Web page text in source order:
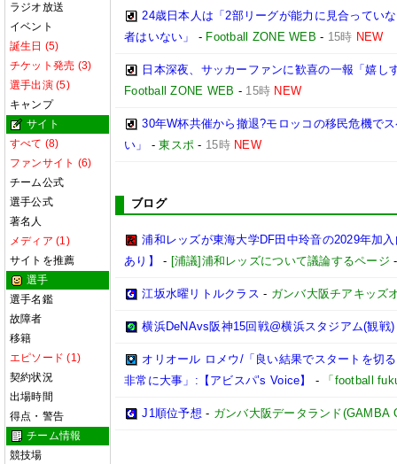
ラジオ放送
イベント
誕生日 (5)
チケット発売 (3)
選手出演 (5)
キャンプ
サイト
すべて (8)
ファンサイト (6)
チーム公式
選手公式
著名人
メディア (1)
サイトを推薦
選手
選手名鑑
故障者
移籍
エピソード (1)
契約状況
出場時間
得点・警告
チーム情報
競技場
24歳日本人は「2部リーグが能力に見合ってい
者はいない」
- Football ZONE WEB - 15時 NEW
日本深夜、サッカーファンに歓喜の一報「嬉
Football ZONE WEB - 15時 NEW
30年W杯共催から撤退?モロッコの移民危機で
い」
-東スポ - 15時 NEW
ブログ
浦和レッズが東海大学DF田中玲音の2029年加
あり】
- [浦議]浦和レッズについて議論するページ
江坂水曜リトルクラス - ガンバ大阪チアキッズ
横浜DeNAvs阪神15回戦@横浜スタジアム(観戦)
オリオール ロメウ/「良い結果でスタートを切
非常に大事」:【アビスパ’s Voice】
- 「football
J1順位予想 - ガンバ大阪データランド(GAMBA